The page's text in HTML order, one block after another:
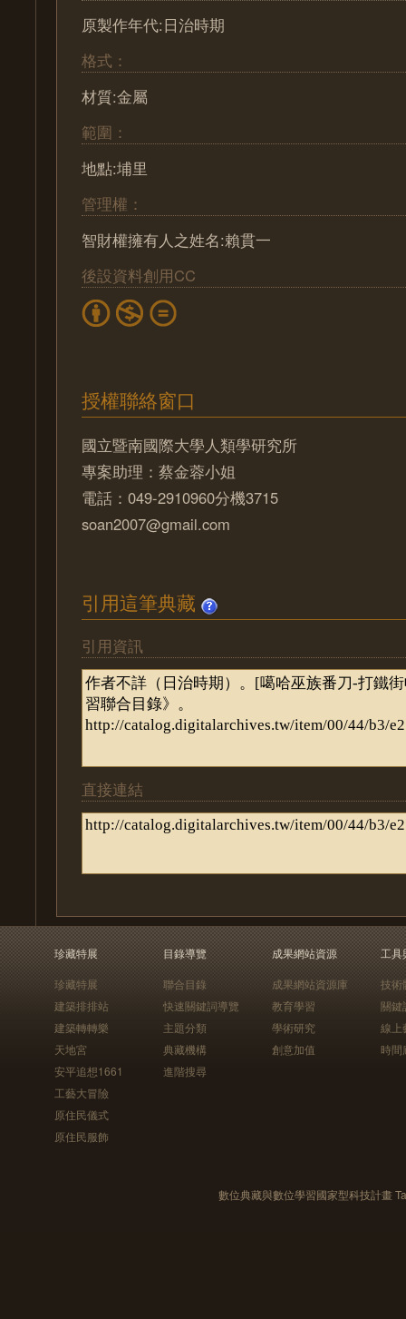
原製作年代:日治時期
格式：
材質:金屬
範圍：
地點:埔里
管理權：
智財權擁有人之姓名:賴貫一
後設資料創用CC
授權聯絡窗口
國立暨南國際大學人類學研究所
專案助理：蔡金蓉小姐
電話：049-2910960分機3715
soan2007@gmail.com
引用這筆典藏
引用資訊
直接連結
珍藏特展
珍藏特展
建築排排站
建築轉轉樂
天地宮
安平追想1661
工藝大冒險
原住民儀式
原住民服飾
目錄導覽
聯合目錄
快速關鍵詞導覽
主題分類
典藏機構
進階搜尋
成果網站資源
成果網站資源庫
教育學習
學術研究
創意加值
工具
技術
關鍵
線上
時間
數位典藏與數位學習國家型科技計畫